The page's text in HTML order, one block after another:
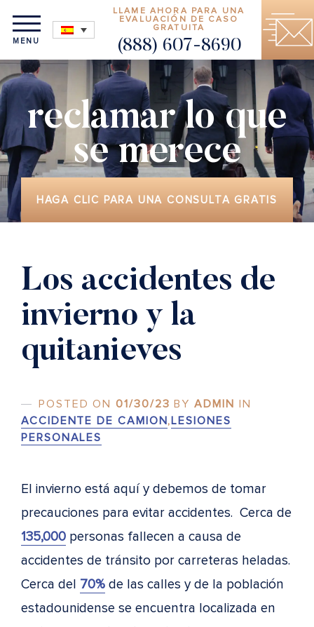
MENU
LLAME AHORA PARA UNA
EVALUACIÓN DE CASO
GRATUITA
(888) 607-8690
reclamar lo que
se merece
HAGA CLIC PARA UNA CONSULTA GRATIS
Los accidentes de
invierno y la
quitanieves
POSTED ON01/30/23 BYADMIN IN
ACCIDENTE DE CAMION,LESIONES
PERSONALES
El invierno está aquí y debemos de tomar
precauciones para evitar accidentes. Cerca de
135,000 personas fallecen a causa de
accidentes de tránsito por carreteras heladas.
Cerca del 70% de las calles y de la población
estadounidense se encuentra localizada en